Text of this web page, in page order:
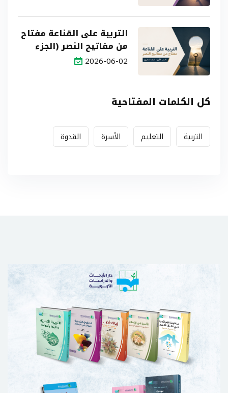
التربية على القناعة مفتاح
من مفاتيح النصر (الجزء
الأول: البناء النظري)
2026-06-02
كل الكلمات المفتاحية
التربية التعليم الأسرة القدوة